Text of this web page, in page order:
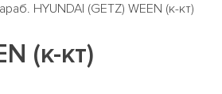
HYUNDAI (GETZ) WEEN (к-кт)
(к-кт)